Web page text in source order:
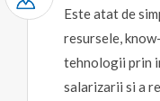
Este atat de
resursele,
tehnologii prin
salarizarii si a